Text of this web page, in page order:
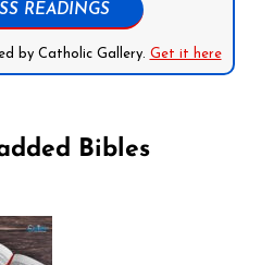
READINGS
by Catholic Gallery. Get it here
Bibles